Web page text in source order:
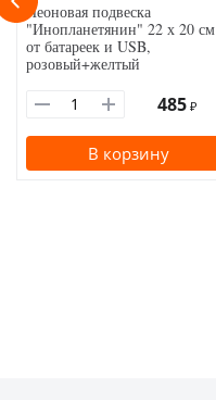
Неоновая подвеска
"Инопланетянин" 22 х 20 см
от батареек и USB,
розовый+желтый
485 ₽
В корзину